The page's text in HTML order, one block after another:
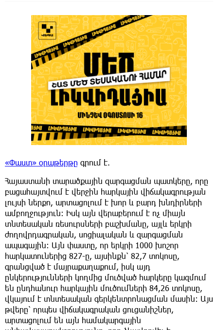
«Փաստ» օրաթերթը գրում է.
Հայաստանի տարածքային զարգացման պատկերը, որը
բացահայտվում է վերջին հարկային վիճակագրության
լույսի ներքո, արտացոլում է խոր և բարդ խնդիրների
ամբողջություն։ Իսկ այն վերաբերում է ոչ միայն
տնտեսական ռեսուրսների բաշխմանը, այլև երկրի
ժողովրդագրական, սոցիալական և զարգացման
ապագային։ Այն փաստը, որ երկրի 1000 խոշոր
հարկատուներից 827-ը, այսինքն՝ 82,7 տոկոսը,
գրանցված է մայրաքաղաքում, իսկ այդ
ընկերությունների կողմից մուծված հարկերը կազմում
են ընդհանուր հարկային մուծումների 84,26 տոկոսը,
վկայում է տնտեսական գերկենտրոնացման մասին։ Այս
թվերը՝ որպես վիճակագրական ցուցանիշներ,
արտացոլում են այն համակարգային